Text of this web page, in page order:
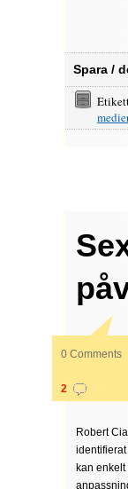
Spara /
0 Comments
2
Robert
kan